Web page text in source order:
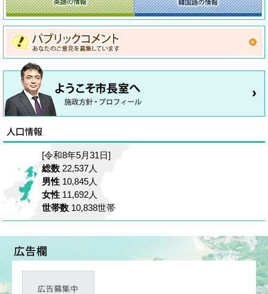
[令和8年5月31日]
総数 22,537人
男性 10,845人
女性 11,692人
世帯数 10,838世帯